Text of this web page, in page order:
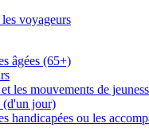
voyageurs
âgées (65+)
les mouvements de
(d'un jour)
handicapées ou les